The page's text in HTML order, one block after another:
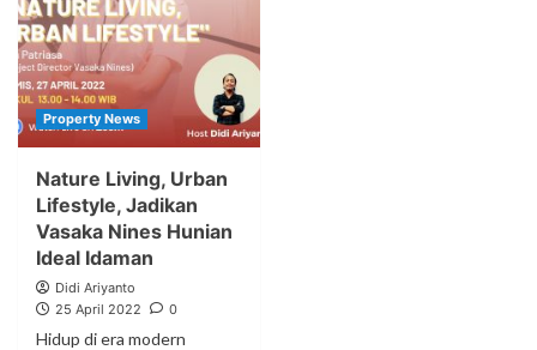
Property News
Nature Living, Urban
Lifestyle, Jadikan
Vasaka Nines Hunian
Ideal Idaman
Didi Ariyanto
25 April 2022
0
Hidup di era modern